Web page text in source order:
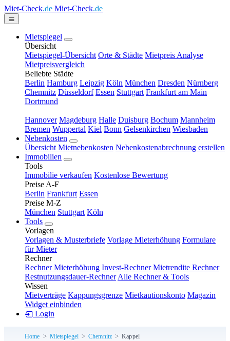
Miet-Check.de Miet-Check.de
Mietspiegel
Übersicht
Mietspiegel-Übersicht Orte & Städte Mietpreis Analyse
Mietpreisvergleich
Beliebte Städte
Berlin Hamburg Leipzig Köln München Dresden Nürnberg
Chemnitz Düsseldorf Essen Stuttgart Frankfurt am Main
Dortmund
Hannover Magdeburg Halle Duisburg Bochum Mannheim
Bremen Wuppertal Kiel Bonn Gelsenkirchen Wiesbaden
Nebenkosten
Übersicht Mietnebenkosten Nebenkostenabrechnung erstellen
Immobilien
Tools
Immobilie verkaufen Kostenlose Bewertung
Preise A-F
Berlin Frankfurt Essen
Preise M-Z
München Stuttgart Köln
Tools
Vorlagen
Vorlagen & Musterbriefe Vorlage Mieterhöhung Formulare
für Mieter
Rechner
Rechner Mieterhöhung Invest-Rechner Mietrendite Rechner
Restnutzungsdauer-Rechner Alle Rechner & Tools
Wissen
Mietverträge Kappungsgrenze Mietkautionskonto Magazin
Widget einbinden
Login
Home Mietspiegel Chemnitz Kappel